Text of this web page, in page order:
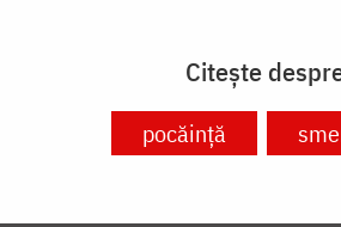
Citește
pocăință